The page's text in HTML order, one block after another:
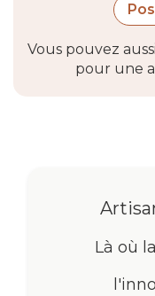
Vous pouvez
pour une
Là où